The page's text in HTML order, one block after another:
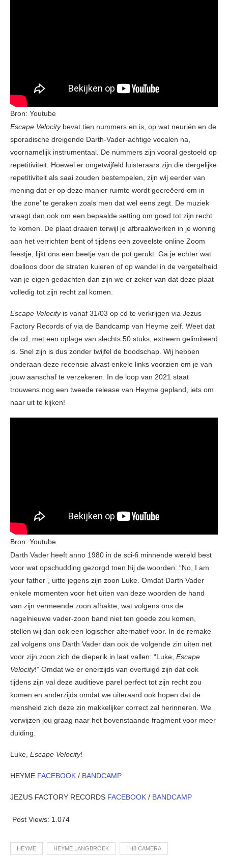
Bron: Youtube
Escape Velocitybevat tien nummers en is, op wat neuriën en de
sporadische dreigende Darth-Vader-achtige vocalen na,
voornamelijk instrumentaal. De nummers zijn vooral gestoeld op
repetitiviteit. Hoewel er ongetwijfeld luisteraars zijn die dergelijke
repetitiviteit als saai zouden bestempelen, zijn wij eerder van
mening dat er op deze manier ruimte wordt gecreëerd om in
’the zone’ te geraken zoals men dat wel eens zegt. De muziek
vraagt dan ook om een bepaalde setting om goed tot zijn recht
te komen. De plaat draaien terwijl je afbraakwerken in je woning
aan het verrichten bent of tijdens een zoveelste online Zoom
feestje, lijkt ons een beetje van de pot gerukt. Ga je echter wat
doelloos door de straten kuieren of op wandel in de vergetelheid
van je eigen gedachten dan zijn we er zeker van dat deze plaat
volledig tot zijn recht zal komen.
Escape Velocityis vanaf 31/03 op cd te verkrijgen via Jezus
Factory Records of via de Bandcamp van Heyme zelf. Weet dat
de cd, met een oplage van slechts 50 stuks, extreem gelimiteerd
is. Snel zijn is dus zonder twijfel de boodschap. Wij hebben
onderaan deze recensie alvast enkele links voorzien om je van
jouw aanschaf te verzekeren. In de loop van 2021 staat
trouwens nog een tweede release van Heyme gepland, iets om
naar uit te kijken!
Bron: Youtube
Darth Vader heeft anno 1980 in de sci-fi minnende wereld best
voor wat opschudding gezorgd toen hij de woorden: “No, I am
your father”, uitte jegens zijn zoon Luke. Omdat Darth Vader
enkele momenten voor het uiten van deze woorden de hand
van zijn vermeende zoon afhakte, wat volgens ons de
nagelnieuwe vader-zoon band niet ten goede zou komen,
stellen wij dan ook een logischer alternatief voor. In de remake
zal volgens ons Darth Vader dan ook de volgende zin uiten net
voor zijn zoon zich de dieperik in laat vallen: “Luke, Escape
Velocity!” Omdat we er enerzijds van overtuigd zijn dat ook
tijdens zijn val deze auditieve parel perfect tot zijn recht zou
komen en anderzijds omdat we uiteraard ook hopen dat de
mensheid zich deze zin makkelijker correct zal herinneren. We
verwijzen jou graag naar het bovenstaande fragment voor meer
duiding.
Luke, Escape Velocity!
HEYME FACEBOOK / BANDCAMP
JEZUS FACTORY RECORDS FACEBOOK / BANDCAMP
Post Views: 1.074
HEYME HEYME LANGBROEK I H8 CAMERA